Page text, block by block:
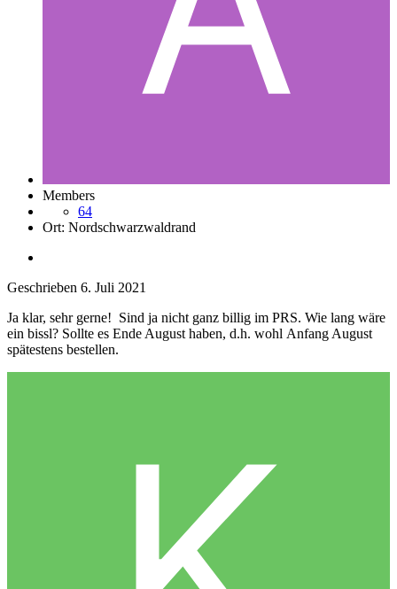
Members
64
Ort: Nordschwarzwaldrand
Geschrieben 6. Juli 2021
Ja klar, sehr gerne! Sind ja nicht ganz billig im PRS. Wie lang wäre
ein bissl? Sollte es Ende August haben, d.h. wohl Anfang August
spätestens bestellen.